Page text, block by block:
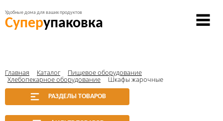
Удобные дома для ваших продуктов
Суперупаковка
Главная Каталог Пищевое оборудование
Хлебопекарное оборудование Шкафы жарочные
РАЗДЕЛЫ ТОВАРОВ